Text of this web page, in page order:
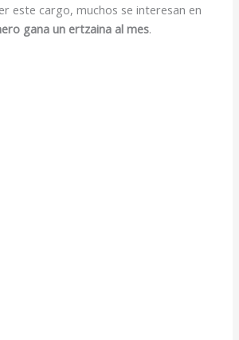
este cargo, muchos se interesan en
gana un ertzaina al mes.